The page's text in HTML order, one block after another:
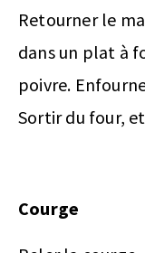
Retourner le
dans un plat à
poivre.
Sortir du four,
Courge